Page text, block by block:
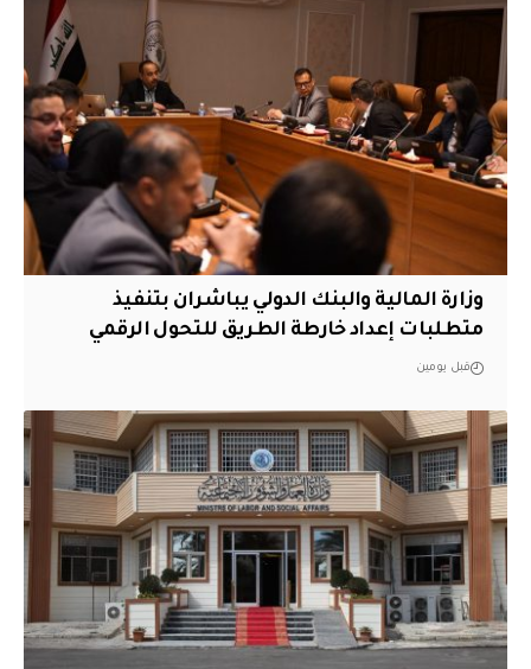
وزارة المالية والبنك الدولي يباشران بتنفيذ
متطلبات إعداد خارطة الطريق للتحول الرقمي
قبل يومين